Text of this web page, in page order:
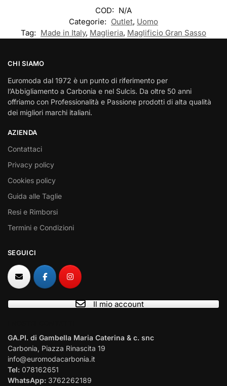
COD: N/A
Categorie: Outlet, Uomo
Tag: Made in Italy, Maglieria, Maglificio Gran Sasso
CHI SIAMO
Euromoda dal 1972 è un punto di riferimento per
l’Abbigliamento a Carbonia e nel Sulcis. Da oltre 50 anni
offriamo con Professionalità e Passione prodotti di alta qualità
dei migliori marchi italiani.
AZIENDA
Contattaci
Privacy policy
Cookies policy
Guida alle Taglie
Resi e Rimborsi
Termini e Condizioni
SEGUICI
Il mio account
GA.PI. di Gambella Maria Caterina & c. snc
Carbonia, Piazza Rinascita 19
info@euromodacarbonia.it
Tel: 078162651
WhatsApp: 3762262189